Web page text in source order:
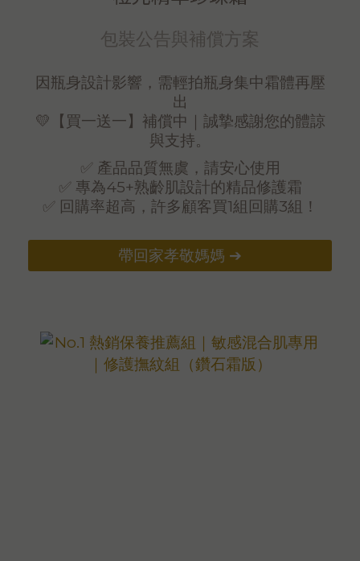
包裝公告與補償方案
因瓶身設計影響，需輕拍瓶身集中霜體再壓
出
💛【買一送一】補償中｜誠摯感謝您的體諒
與支持。
✅ 產品品質無虞，請安心使用
✅ 專為45+熟齡肌設計的精品修護霜
✅ 回購率超高，許多顧客買1組回購3組！
帶回家孝敬媽媽 ➔